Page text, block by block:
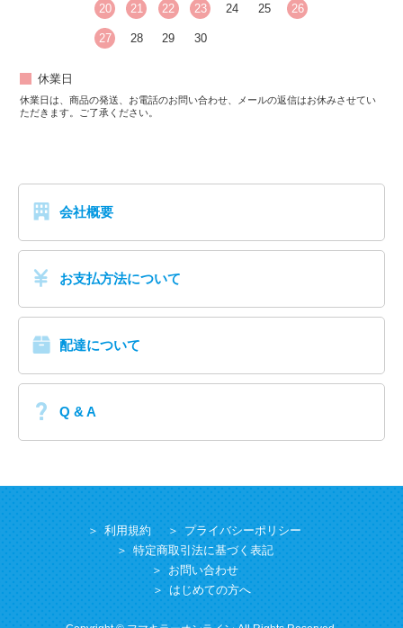
20 21 22 23 24 25 26
27 28 29 30
休業日
休業日は、商品の発送、お電話のお問い合わせ、メールの返信はお休みさせてい
ただきます。ご了承ください。
会社概要
お支払方法について
配達について
Q & A
利用規約
プライバシーポリシー
特定商取引法に基づく表記
お問い合わせ
はじめての方へ